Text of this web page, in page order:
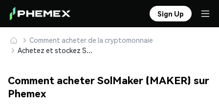
Sign Up
Comment acheter de la cryptomonnaie
Achetez et stockez SolMaker (MAKER) en toute sécurité
Comment acheter SolMaker (MAKER) sur
Phemex